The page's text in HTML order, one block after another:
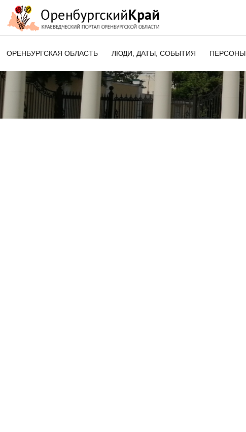
ОРЕНБУРГСКАЯ ОБЛАСТЬ ЛЮДИ, ДАТЫ, CОБЫТИЯ
ЭТОТ ДЕНЬ В ИСТОРИИ
ОРЕНБУРГСКОГО КРАЯ
ПАМЯТНЫЕ ДАТЫ ОРЕНБУРГСКОЙ
ОБЛАСТИ
ПЕРСОНЫ